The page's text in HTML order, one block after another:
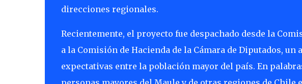
direcciones regionales.
Recientemente, el proyecto fue despachado desde la
a la Comisión de Hacienda de la Cámara de Diputados, un
expectativas entre la población mayor del país. En